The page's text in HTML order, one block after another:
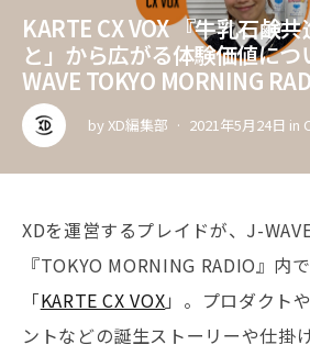
KARTE CX VOX 『牛乳石鹸
と」から広がる体験価値に
WAVE TOKYO MORNING
byXD編集部 2021年5月24日 in
XDを運営するプレイドが、J-
『TOKYO MORNING RADIO』内
「KARTE CX VOX」。プロダクト
ントなどの誕生ストーリーや仕掛